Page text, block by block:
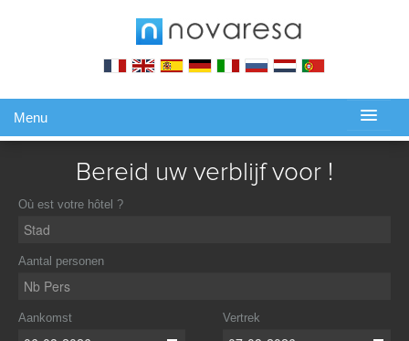
Menu
Bereid uw verblijf voor !
Où est votre hôtel ?
Aantal personen
Aankomst Vertrek